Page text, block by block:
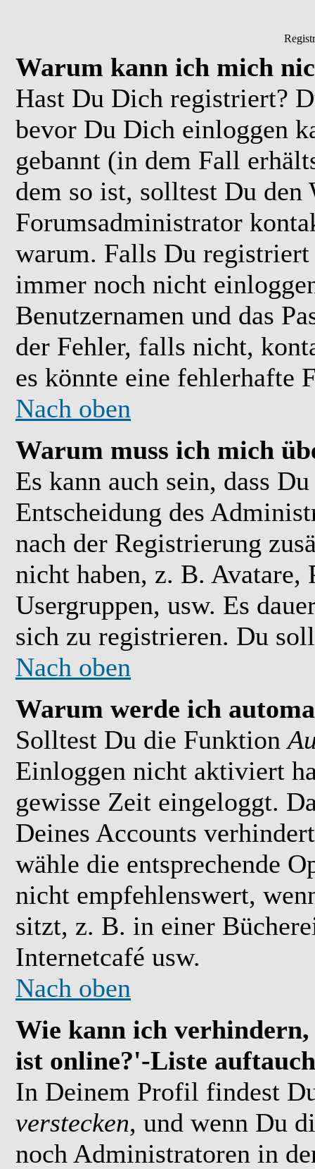
Warum kann ich mich
Hast Du Dich registriert?
bevor Du Dich einloggen
gebannt (in dem Fall
dem so ist, solltest Du den
Forumsadministrator
warum. Falls Du
immer noch nicht
Benutzernamen und das
der Fehler, falls nicht,
es könnte eine fehlerhafte
Nach oben
Warum muss ich mich
Es kann auch sein, dass
Entscheidung des
nach der Registrierung
nicht haben, z. B.
Usergruppen, usw. Es
sich zu registrieren. Du
Nach oben
Warum werde ich
Solltest Du die Funktion
Einloggen nicht aktiviert
gewisse Zeit eingeloggt.
Deines Accounts
wähle die entsprechende
nicht empfehlenswert,
sitzt, z. B. in einer
Internetcafé usw.
Nach oben
Wie kann ich
ist online?'-Liste
In Deinem Profil findest
verstecken, und wenn Du
noch Administratoren in